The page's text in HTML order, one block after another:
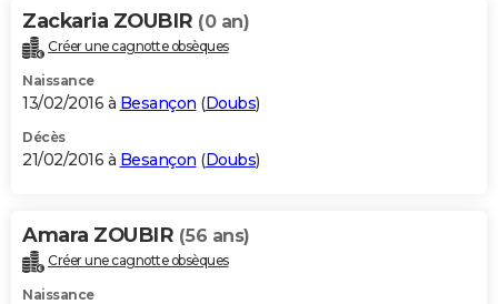
Zackaria ZOUBIR (0 an)
Créer une cagnotte obsèques
Naissance
13/02/2016 à Besançon (Doubs)
Décès
21/02/2016 à Besançon (Doubs)
Amara ZOUBIR (56 ans)
Créer une cagnotte obsèques
Naissance